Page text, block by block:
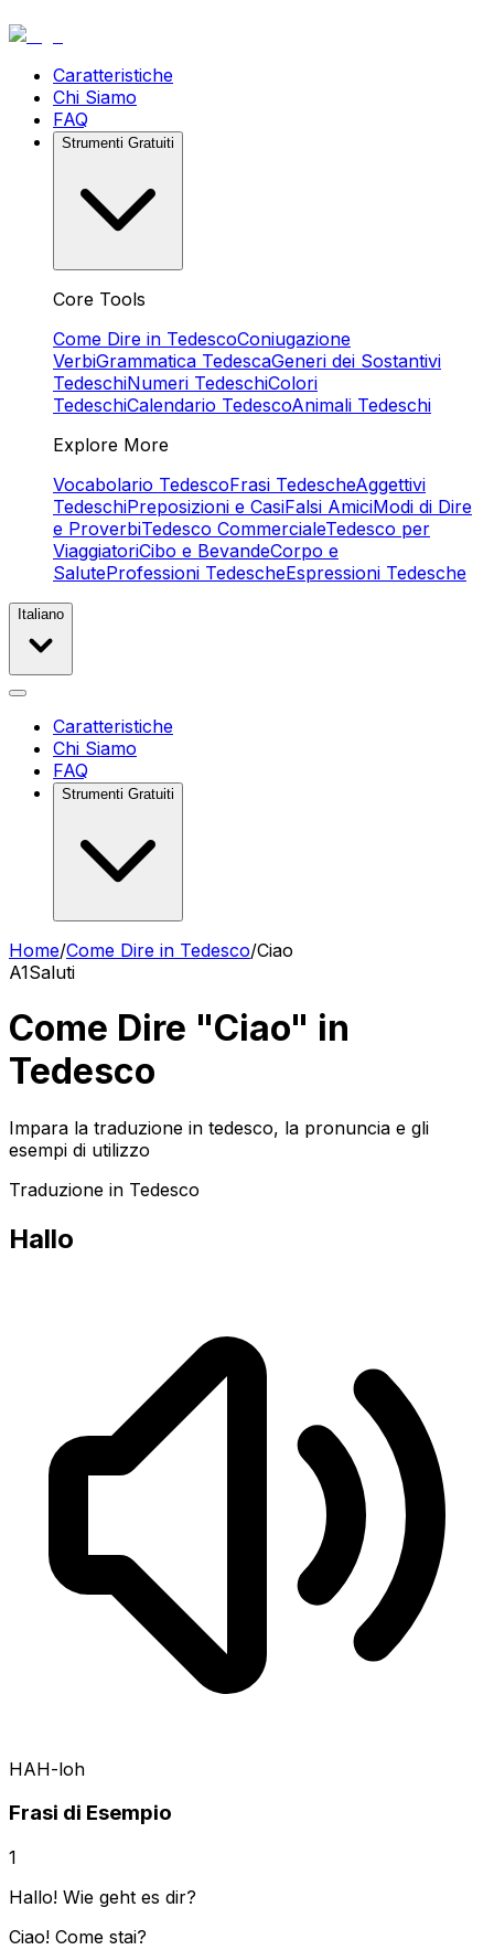
Caratteristiche
Chi Siamo
FAQ
Strumenti Gratuiti
Core Tools
Come Dire in TedescoConiugazione
VerbiGrammatica TedescaGeneri dei Sostantivi
TedeschiNumeri TedeschiColori
TedeschiCalendario TedescoAnimali Tedeschi
Explore More
Vocabolario TedescoFrasi TedescheAggettivi
TedeschiPreposizioni e CasiFalsi AmiciModi di Dire
e ProverbiTedesco CommercialeTedesco per
ViaggiatoriCibo e BevandeCorpo e
SaluteProfessioni TedescheEspressioni Tedesche
Italiano
Caratteristiche
Chi Siamo
FAQ
Strumenti Gratuiti
Home/Come Dire in Tedesco/Ciao
A1Saluti
Come Dire "Ciao" in
Tedesco
Impara la traduzione in tedesco, la pronuncia e gli
esempi di utilizzo
Traduzione in Tedesco
Hallo
HAH-loh
Frasi di Esempio
1
Hallo! Wie geht es dir?
Ciao! Come stai?